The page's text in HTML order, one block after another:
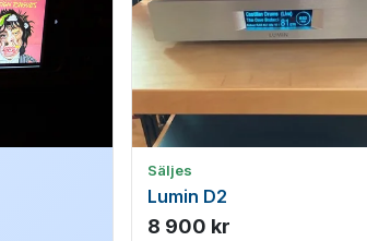
Säljes
Lumin D2
8 900 kr